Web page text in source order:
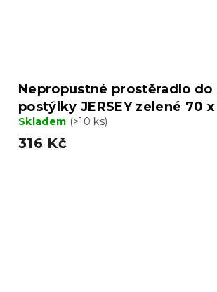
Nepropustné prostěradlo do
postýlky JERSEY zelené 70
Skladem (>10 ks)
316 Kč